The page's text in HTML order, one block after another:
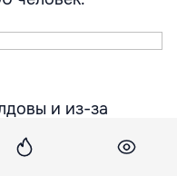
и из-за
открывается